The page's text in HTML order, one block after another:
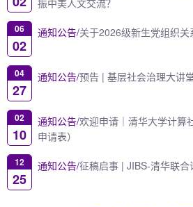
06
02
通知公告/关于2026级新生党组织关
04
27
通知公告/预告 | 基层社会治理大讲
02
10
通知公告/欢迎申请｜清华大学计算
申请表）
12
25
通知公告/征稿启事 | JIBS-清华联合